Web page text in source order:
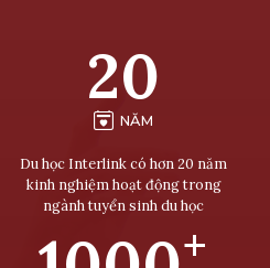
20
NĂM
Du học Interlink có hơn 20 năm
kinh nghiệm hoạt động trong
ngành tuyển sinh du học
+